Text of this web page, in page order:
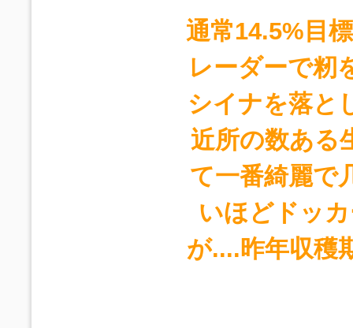
通常14.5%目
レーダーで籾
シイナを落と
近所の数ある
て一番綺麗で
いほどドッ
が....昨年収穫